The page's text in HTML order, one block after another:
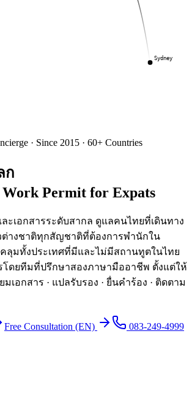
Sydney
· Since 2015 · 60+ Countries
ก
Permit for Expats
ะเอกสารระดับสากล ดูแลคนไทยที่เดินทาง
ต่างชาติทุกสัญชาติที่ต้องการพำนักใน
ลุมทั้งประเทศที่มีและไม่มีสถานทูตในไทย
โดยทีมที่ปรึกษาสองภาษามืออาชีพ ตั้งแต่ให้
มเอกสาร · แปลรับรอง · ยื่นคำร้อง · ติดตาม
Free Consultation (EN)
083-249-4999